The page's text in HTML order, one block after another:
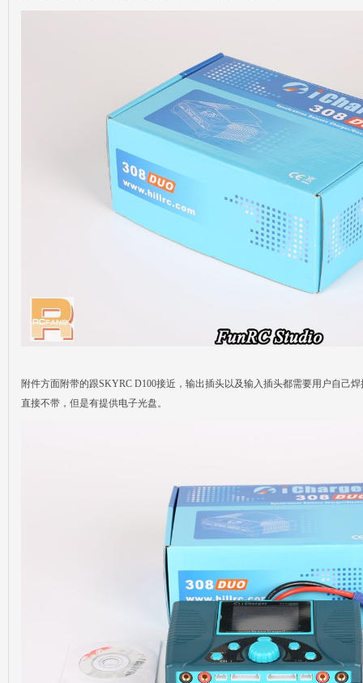
附件方面附带的跟SKYRC D100接近，输出插头以及输入插头都需要用户自己
直接不带，但是有提供电子光盘。